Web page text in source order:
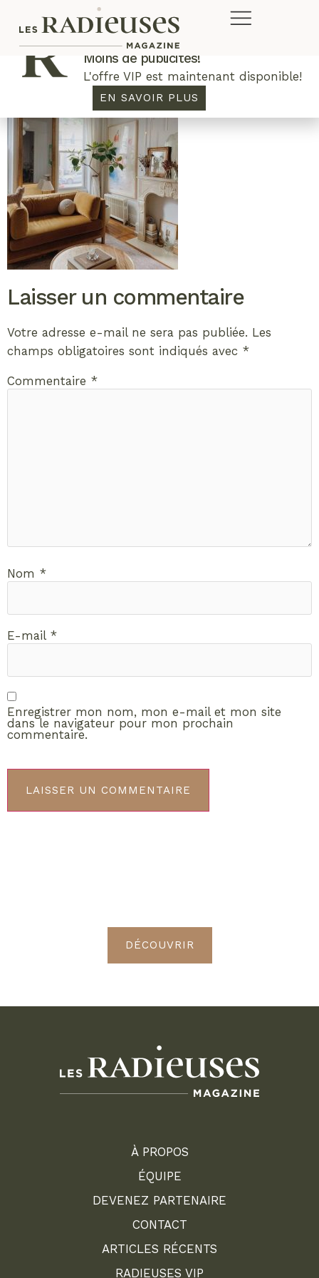
Laisser un commentaire
Votre adresse e-mail ne sera pas publiée. Les
champs obligatoires sont indiqués avec *
Commentaire *
Nom *
E-mail *
Enregistrer mon nom, mon e-mail et mon site
dans le navigateur pour mon prochain
commentaire.
DÉCOUVRIR
À PROPOS
ÉQUIPE
DEVENEZ PARTENAIRE
CONTACT
ARTICLES RÉCENTS
RADIEUSES VIP
Plus de concours. Plus de rabais.
Moins de publicités!
L'offre VIP est maintenant disponible!
EN SAVOIR PLUS